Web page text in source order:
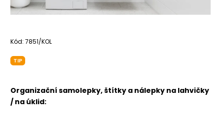
Kód: 7851/KOL
TIP
Organizační samolepky, štítky a nálepky na lahvičky
/ na úklid: